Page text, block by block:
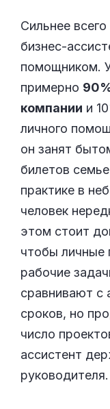
Сильнее
бизнес-
помощником.
примерно
компании и
личного
он занят
билетов
практике в
человек
этом стоит
чтобы личные
рабочие
сравнивают с
сроков, но
число
ассистент
руководителя.